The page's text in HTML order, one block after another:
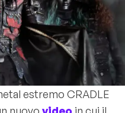
estremo CRADLE